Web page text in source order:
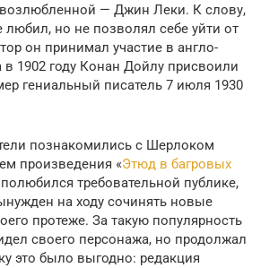
— Джин Леки. К слову,
любил, но не позволял себе уйти от
он принимал участие в англо-
в 1902 году Конан Дойлу присвоили
гениальный писатель 7 июля 1930
познакомились с Шерлоком
произведения «Этюд в багровых
требовательной публике,
на ходу сочинять новые
протеже. За такую популярность
своего персонажа, но продолжал
это было выгодно: редакция